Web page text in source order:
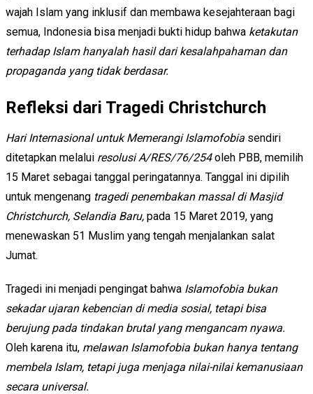
wajah Islam yang inklusif dan membawa kesejahteraan bagi
semua, Indonesia bisa menjadi bukti hidup bahwa ketakutan
terhadap Islam hanyalah hasil dari kesalahpahaman dan
propaganda yang tidak berdasar.
Refleksi dari Tragedi Christchurch
Hari Internasional untuk Memerangi Islamofobia sendiri
ditetapkan melalui resolusi A/RES/76/254oleh PBB, memilih
15 Maret sebagai tanggal peringatannya. Tanggal ini dipilih
untuk mengenang tragedi penembakan massal di Masjid
Christchurch, Selandia Baru, pada 15 Maret 2019, yang
menewaskan 51 Muslim yang tengah menjalankan salat
Jumat.
Tragedi ini menjadi pengingat bahwa Islamofobia bukan
sekadar ujaran kebencian di media sosial, tetapi bisa
berujung pada tindakan brutal yang mengancam nyawa.
Oleh karena itu, melawan Islamofobia bukan hanya tentang
membela Islam, tetapi juga menjaga nilai-nilai kemanusiaan
secara universal.